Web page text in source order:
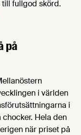
fullgod skörd.
på
i världen
i
Hela den
när priset på